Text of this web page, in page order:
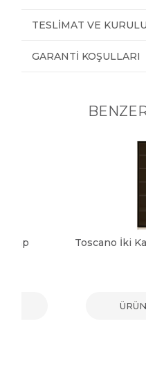
TESLIMAT VE
GARANTI KOŞULLARI